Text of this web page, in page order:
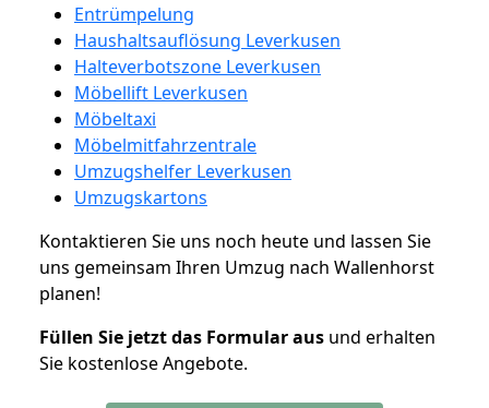
Entrümpelung
Haushaltsauflösung Leverkusen
Halteverbotszone Leverkusen
Möbellift Leverkusen
Möbeltaxi
Möbelmitfahrzentrale
Umzugshelfer Leverkusen
Umzugskartons
Kontaktieren Sie uns noch heute und lassen Sie
uns gemeinsam Ihren Umzug nach Wallenhorst
planen!
Füllen Sie jetzt das Formular aus und erhalten
Sie kostenlose Angebote.